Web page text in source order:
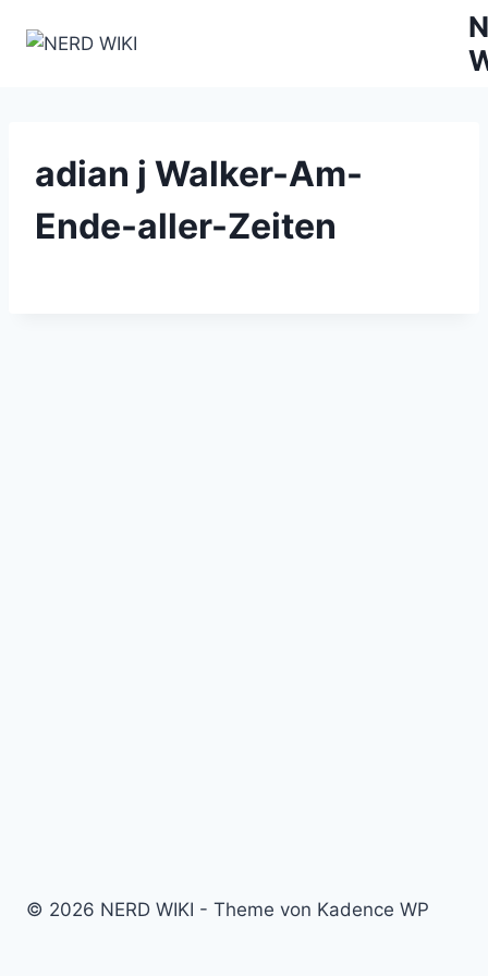
Inhalt
adian j Walker-Am-
Ende-aller-Zeiten
© 2026 NERD WIKI - Theme von Kadence WP